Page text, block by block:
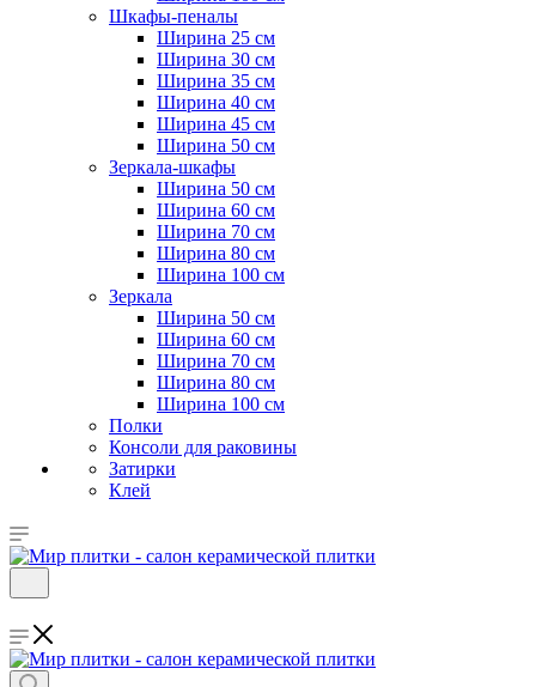
Шкафы-пеналы
Ширина 25 см
Ширина 30 см
Ширина 35 см
Ширина 40 см
Ширина 45 см
Ширина 50 см
Зеркала-шкафы
Ширина 50 см
Ширина 60 см
Ширина 70 см
Ширина 80 см
Ширина 100 см
Зеркала
Ширина 50 см
Ширина 60 см
Ширина 70 см
Ширина 80 см
Ширина 100 см
Полки
Консоли для раковины
Затирки
Клей